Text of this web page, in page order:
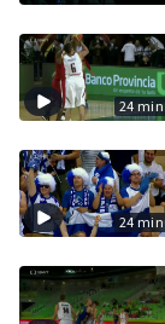
24 min
24 min